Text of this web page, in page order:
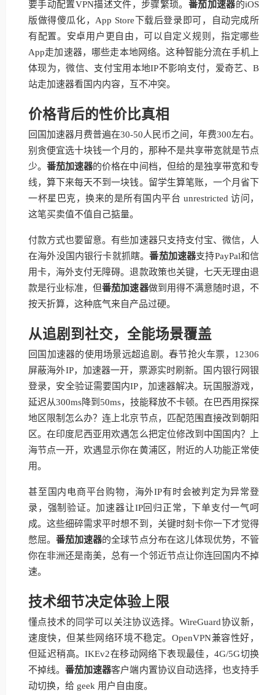
要手动配置VPN描述文件，步骤繁琐。 番茄加速器的iOS
版做得傻瓜化，App Store下载后登录即可，自动完成所
有配置。安卓用户更自由，可以自定义规则，指定哪些
App走加速器，哪些走本地网络。这种智能分流在手机上
体现为，微信、支付宝用本地IP不影响支付，爱奇艺、B
站走加速器看国内内容，互不冲突。
价格背后的性价比真相
回国加速器月费普遍在30-50人民币之间，年费300左右。
别贪便宜选十块钱一个月的，那种不是共享带宽就是节点
少。番茄加速器的价格在中间档，但给的是独享带宽和专
线，算下来每天不到一块钱。留学生算笔账，一个月省下
一杯星巴克，换来的是所有国内平台 unrestricted 访问，
这笔买卖值不值自己掂量。
付款方式也要留意。有些加速器只支持支付宝、微信，人
在海外没国内银行卡就抓瞎。番茄加速器支持PayPal和信
用卡，海外支付无障碍。退款政策也关键，七天无理由退
款是行业标准，但番茄加速器做到用得不满意随时退，不
按天折算，这种底气来自产品过硬。
从追剧到社交，全能场景覆盖
回国加速器的使用场景远超追剧。春节抢火车票，12306
屏蔽海外IP，加速器一开，票源实时刷新。国内银行网银
登录，安全验证需要国内IP，加速器解决。玩国服游戏，
延迟从300ms降到50ms，技能释放不卡顿。在巴西用探探
地区限制怎么办？连上北京节点，匹配范围直接改到朝阳
区。在印度尼西亚用欢遇怎么把定位修改到中国国内？上
海节点一开，欢遇显示你在黄浦区，附近的人功能正常使
用。
甚至国内电商平台购物，海外IP有时会被判定为异常登
录，强制验证。加速器让IP回归正常，下单支付一气呵
成。这些细碎需求平时想不到，关键时刻卡你一下才觉得
憋屈。番茄加速器的全球节点分布在这儿体现优势，不管
你在非洲还是南美，总有一个邻近节点让你连回国内不掉
速。
技术细节决定体验上限
懂点技术的同学可以关注协议选择。WireGuard协议新，
速度快，但某些网络环境不稳定。OpenVPN兼容性好，
但延迟稍高。IKEv2在移动网络下表现最佳，4G/5G切换
不掉线。番茄加速器客户端内置协议自动选择，也支持手
动切换，给 geek 用户自由度。